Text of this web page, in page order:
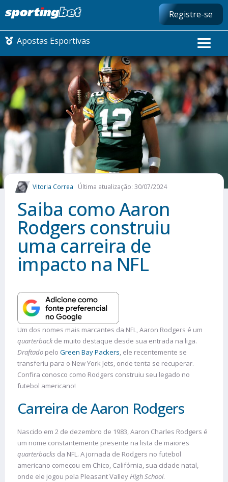
Registre-se
Apostas Esportivas
CONMEBOL LIBERTADORES
FUTEBOL NACIONAL
FUTEBOL INTERNACIONAL
COMO APOSTAR
MAIS ESPORTES
Vitoria Correa Última atualização: 30/07/2024
Saiba como Aaron
Rodgers construiu
uma carreira de
impacto na NFL
Um dos nomes mais marcantes da NFL, Aaron Rodgers é um
quarterbackde muito destaque desde sua entrada na liga.
Draftado pelo Green Bay Packers, ele recentemente se
transferiu para o New York Jets, onde tenta se recuperar.
Confira conosco como Rodgers construiu seu legado no
futebol americano!
Carreira de Aaron Rodgers
Nascido em 2 de dezembro de 1983, Aaron Charles Rodgers é
um nome constantemente presente na lista de maiores
quarterbacks da NFL. A jornada de Rodgers no futebol
americano começou em Chico, Califórnia, sua cidade natal,
onde ele jogou pela Pleasant ValleyHigh School.